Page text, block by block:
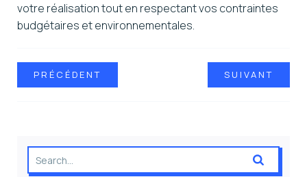
votre réalisation tout en respectant vos contraintes
budgétaires et environnementales.
PRÉCÉDENT SUIVANT